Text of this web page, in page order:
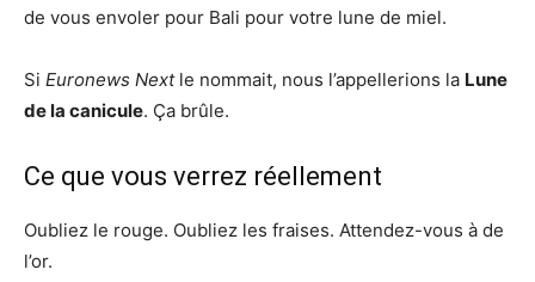
de vous envoler pour Bali pour votre lune de miel.
Si Euronews Nextle nommait, nous l’appellerions la Lune
de la canicule. Ça brûle.
Ce que vous verrez réellement
Oubliez le rouge. Oubliez les fraises. Attendez-vous à de
l’or.